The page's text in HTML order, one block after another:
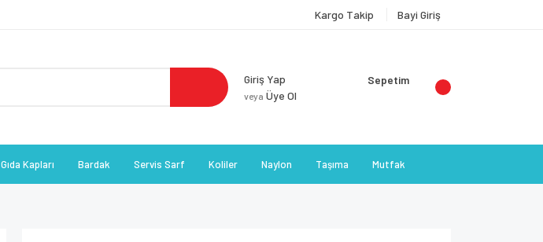
Kargo Takip Bayi Giriş
Giriş Yap
veya Üye Ol
Sepetim
Gıda Kapları Bardak Servis Sarf Koliler Naylon Taşıma Mutfak